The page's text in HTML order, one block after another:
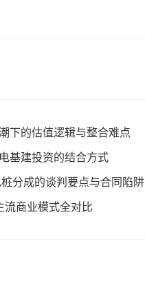
下的估值逻辑与整合难点
基建投资的结合方式
分成的谈判要点与合同陷阱
流商业模式全对比